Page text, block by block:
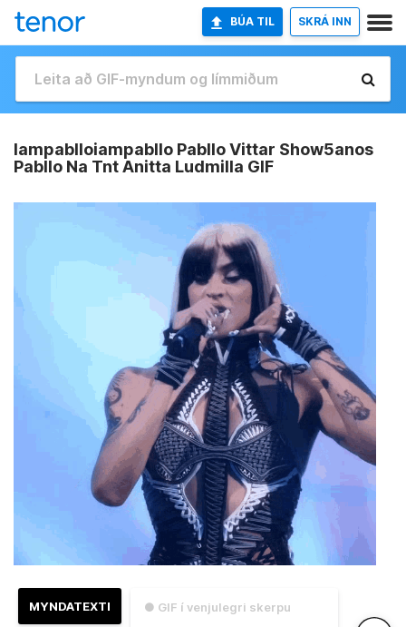
BÚA TIL SKRÁ INN
Iampablloiampabllo Pabllo Vittar Show5anos
Pabllo Na Tnt Anitta Ludmilla GIF
● GIF í venjulegri skerpu
MYNDATEXTI